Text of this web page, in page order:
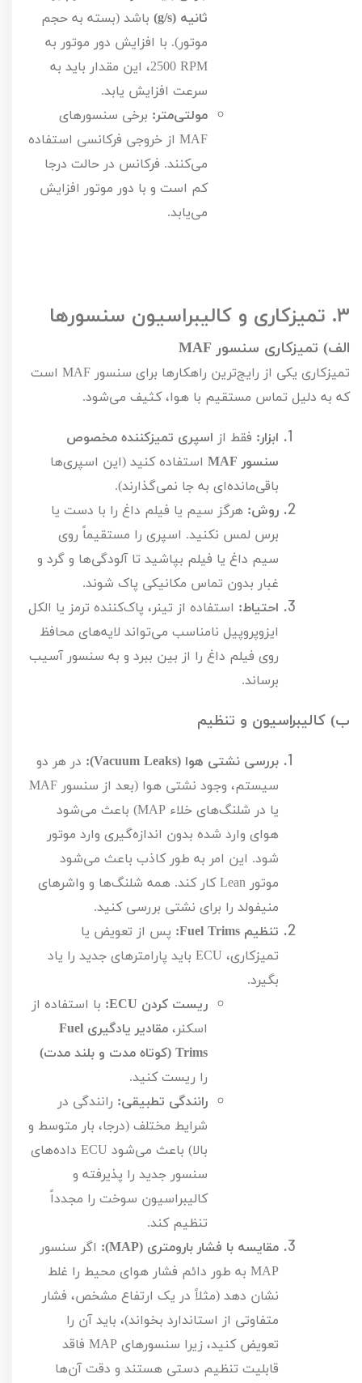
ثانیه (g/s
) باشد (بسته به حجم
موتور). با افزایش دور موتور به
2500 RPM، این مقدار باید به
سرعت افزایش یابد.
مولتی‌متر: برخی سنسورهای
MAF از خروجی فرکانسی استفاده
می‌کنند. فرکانس در حالت درجا
کم است و با دور موتور افزایش
می‌یابد.
۳. تمیزکاری و کالیبراسیون سنسورها
الف) تمیزکاری سنسور MAF
تمیزکاری یکی از رایج‌ترین راهکارها برای سنسور MAF است
که به دلیل تماس مستقیم با هوا، کثیف می‌شود.
ابزار: فقط از اسپری تمیزکننده مخصوص
سنسور MAF استفاده کنید (این اسپری‌ها
باقی‌مانده‌ای به جا نمی‌گذارند).
روش: هرگز سیم یا فیلم داغ را با دست یا
برس لمس نکنید. اسپری را مستقیماً روی
سیم داغ یا فیلم بپاشید تا آلودگی‌ها و گرد و
غبار بدون تماس مکانیکی پاک شوند.
احتیاط: استفاده از تینر، پاک‌کننده ترمز یا الکل
ایزوپروپیل نامناسب می‌تواند لایه‌های محافظ
روی فیلم داغ را از بین ببرد و به سنسور آسیب
برساند.
ب) کالیبراسیون و تنظیم
بررسی نشتی هوا (Vacuum Leaks
): در هر دو
سیستم، وجود نشتی هوا (بعد از سنسور MAF
یا در شلنگ‌های خلاء MAP) باعث می‌شود
هوای وارد شده بدون اندازه‌گیری وارد موتور
شود. این امر به طور کاذب باعث می‌شود
موتور Leanکار کند. همه شلنگ‌ها و واشرهای
منیفولد را برای نشتی بررسی کنید.
تنظیم Fuel Trims
: پس از تعویض یا
تمیزکاری، ECU باید پارامترهای جدید را یاد
بگیرد.
ریست کردن ECU
: با استفاده از
اسکنر، مقادیر یادگیری Fuel
Trims (کوتاه مدت و بلند مدت)
را ریست کنید.
رانندگی تطبیقی: رانندگی در
شرایط مختلف (درجا، بار متوسط و
بالا) باعث می‌شود ECU داده‌های
سنسور جدید را پذیرفته و
کالیبراسیون سوخت را مجدداً
تنظیم کند.
مقایسه با فشار بارومتری (MAP
): اگر سنسور
MAP به طور دائم فشار هوای محیط را غلط
نشان دهد (مثلاً در یک ارتفاع مشخص، فشار
متفاوتی از استاندارد بخواند)، باید آن را
تعویض کنید، زیرا سنسورهای MAP فاقد
قابلیت تنظیم دستی هستند و دقت آن‌ها